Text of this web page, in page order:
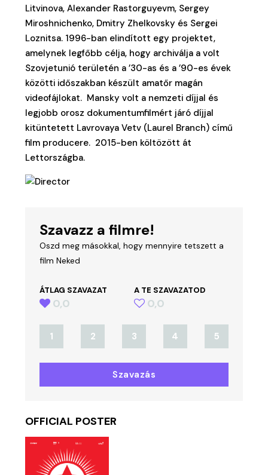
Szavazz a filmre!
Oszd meg másokkal, hogy mennyire tetszett a
film Neked
ÁTLAG SZAVAZAT
0,0
A TE SZAVAZATOD
0,0
1 2 3 4 5
Szavazás
OFFICIAL POSTER
Litvinova, Alexander Rastorguyevm, Sergey
Miroshnichenko, Dmitry Zhelkovsky és Sergei
Loznitsa. 1996-ban elindított egy projektet,
amelynek legfőbb célja, hogy archiválja a volt
Szovjetunió területén a ’30-as és a ’90-es évek
közötti időszakban készült amatőr magán
videofájlokat. Mansky volt a nemzeti díjjal és
legjobb orosz dokumentumfilmért járó díjjal
kitüntetett Lavrovaya Vetv (Laurel Branch) című
film producere. 2015-ben költözött át
Lettországba.